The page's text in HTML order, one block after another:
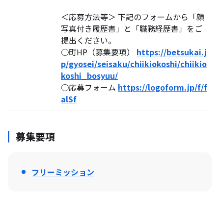
＜応募方法等＞ 下記のフォームから「顔
写真付き履歴書」と「職務経歴書」をご
提出ください。
○町HP（募集要項） https://betsukai.j
p/gyosei/seisaku/chiikiokoshi/chiikio
koshi_bosyuu/
○応募フォーム https://logoform.jp/f/f
alSf
募集要項
フリーミッション